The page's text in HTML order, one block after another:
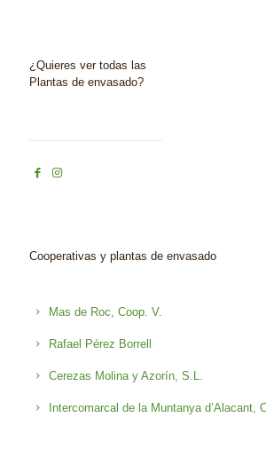
¿Quieres ver todas las
Plantas de envasado?
Cooperativas y plantas de envasado
Mas de Roc, Coop. V.
Rafael Pérez Borrell
Cerezas Molina y Azorín, S.L.
Intercomarcal de la Muntanya d’Alacant,